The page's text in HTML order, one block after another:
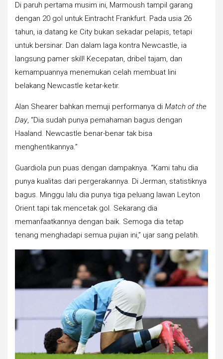
Di paruh pertama musim ini, Marmoush tampil garang
dengan 20 gol untuk Eintracht Frankfurt. Pada usia 26
tahun, ia datang ke City bukan sekadar pelapis, tetapi
untuk bersinar. Dan dalam laga kontra Newcastle, ia
langsung pamer skill! Kecepatan, dribel tajam, dan
kemampuannya menemukan celah membuat lini
belakang Newcastle ketar-ketir.
Alan Shearer bahkan memuji performanya di Match of the
Day, “Dia sudah punya pemahaman bagus dengan
Haaland. Newcastle benar-benar tak bisa
menghentikannya.”
Guardiola pun puas dengan dampaknya. “Kami tahu dia
punya kualitas dari pergerakannya. Di Jerman, statistiknya
bagus. Minggu lalu dia punya tiga peluang lawan Leyton
Orient tapi tak mencetak gol. Sekarang dia
memanfaatkannya dengan baik. Semoga dia tetap
tenang menghadapi semua pujian ini,” ujar sang pelatih.